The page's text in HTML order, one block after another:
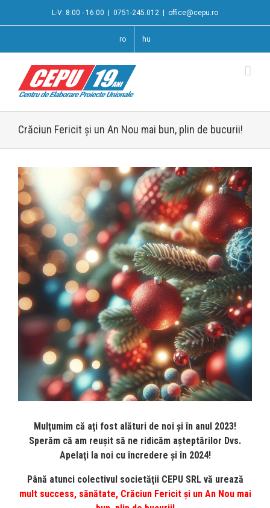
L-V: 8:00 - 16:00 0751-245.012 office@cepu.ro
ro hu
Crăciun Fericit şi un An Nou mai bun, plin de bucurii!
View
Larger
Image
Mulţumim că aţi fost alături de noi şi în anul 2023!
Sperăm că am reușit să ne ridicăm așteptărilor Dvs.
Apelaţi la noi cu încredere şi în 2024!
Până atunci colectivul societăţii CEPU SRL vă urează
mult success, sănătate, Crăciun Fericit şi un An Nou mai